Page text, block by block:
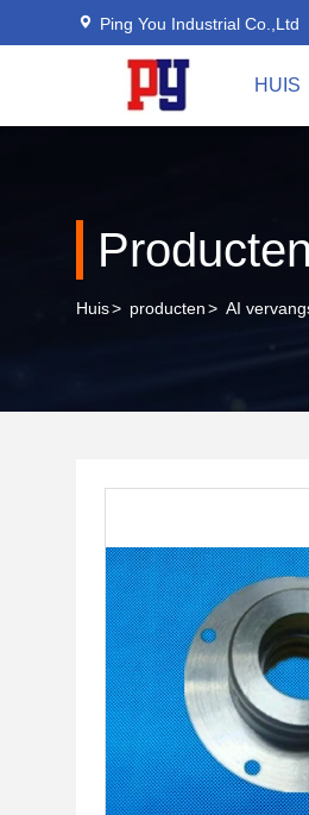
Ping You Industrial Co.,Ltd
HUIS
Producten
Huis> producten> AI